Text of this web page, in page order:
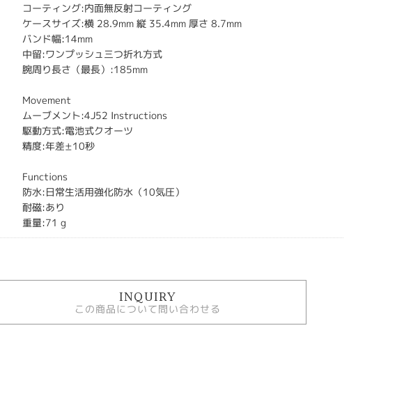
コーティング:内面無反射コーティング
ケースサイズ:横 28.9mm 縦 35.4mm 厚さ 8.7mm
バンド幅:14mm
中留:ワンプッシュ三つ折れ方式
腕周り長さ（最長）:185mm
Movement
ムーブメント:4J52 Instructions
駆動方式:電池式クオーツ
精度:年差±10秒
Functions
防水:日常生活用強化防水（10気圧）
耐磁:あり
重量:71 g
INQUIRY
この商品について問い合わせる